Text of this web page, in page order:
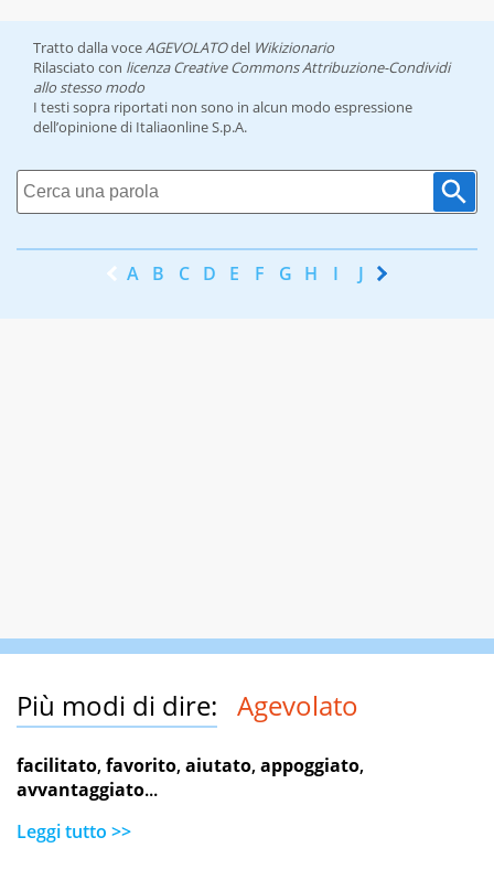
Tratto dalla voceAGEVOLATOdel Wikizionario
Rilasciato con licenza Creative Commons Attribuzione-Condividi
allo stesso modo
I testi sopra riportati non sono in alcun modo espressione
dell’opinione di Italiaonline S.p.A.
A B C D E F G H I J K
Più modi di dire: Agevolato
facilitato,favorito,aiutato,appoggiato,
avvantaggiato...
Leggi tutto >>